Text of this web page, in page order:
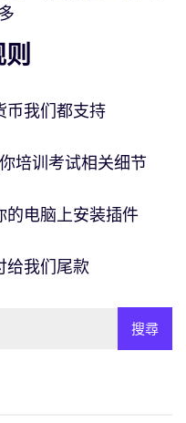
则
币我们都支持
培训考试相关细节
的电脑上安装插件
给我们尾款